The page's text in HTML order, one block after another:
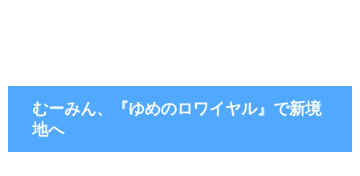
むーみん、『ゆめのロワイヤル』で新境
地へ